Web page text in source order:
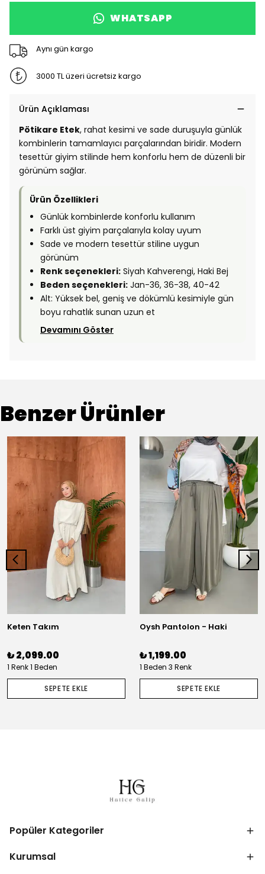
WHATSAPP
Aynı gün kargo
3000 TL üzeri ücretsiz kargo
Ürün Açıklaması
Pötikare Etek, rahat kesimi ve sade duruşuyla günlük
kombinlerin tamamlayıcı parçalarından biridir. Modern
tesettür giyim stilinde hem konforlu hem de düzenli bir
görünüm sağlar.
Ürün Özellikleri
Günlük kombinlerde konforlu kullanım
Farklı üst giyim parçalarıyla kolay uyum
Sade ve modern tesettür stiline uygun
görünüm
Renk seçenekleri: Siyah Kahverengi, Haki Bej
Beden seçenekleri: Jan-36, 36-38, 40-42
Alt: Yüksek bel, geniş ve dökümlü kesimiyle gün
boyu rahatlık sunan uzun et
Devamını Göster
Benzer Ürünler
Keten Takım
₺ 2,099.00
1 Renk 1 Beden
SEPETE EKLE
Oysh Pantolon - Haki
₺ 1,199.00
1 Beden 3 Renk
SEPETE EKLE
Popüler Kategoriler
Kurumsal